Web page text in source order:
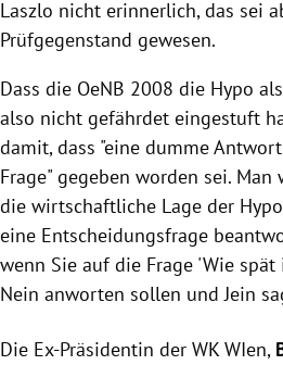
Laszlo nicht erinnerlich, das sei
Prüfgegenstand gewesen.
Dass die OeNB 2008 die Hypo
also nicht gefährdet eingestuft
damit, dass "eine dumme
Frage" gegeben worden sei.
die wirtschaftliche Lage der
eine Entscheidungsfrage
wenn Sie auf die Frage 'Wie spät
Nein anworten sollen und Jein
Die Ex-Präsidentin der WK WIen,